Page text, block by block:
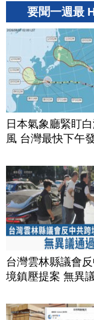
要聞一週最
日本氣象廳緊盯
風 台灣最快下午
台灣雲林縣議會
境鎮壓提案 無異